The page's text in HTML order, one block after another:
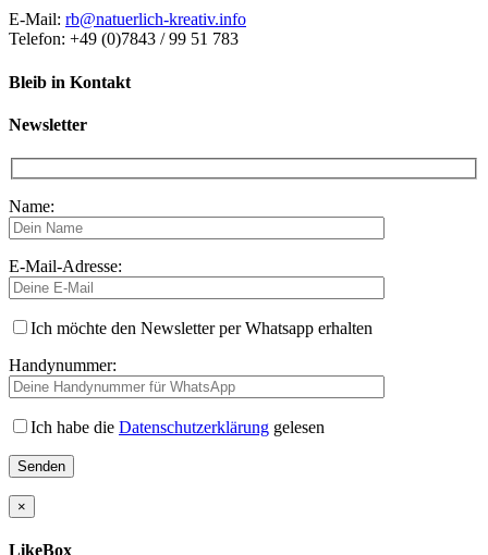
E-Mail: rb@natuerlich-kreativ.info
Telefon: +49 (0)7843 / 99 51 783
Bleib in Kontakt
Newsletter
Name:
E-Mail-Adresse:
Ich möchte den Newsletter per Whatsapp erhalten
Handynummer:
Ich habe die Datenschutzerklärung gelesen
×
LikeBox